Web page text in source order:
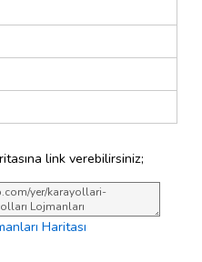
link verebilirsiniz;
Haritası